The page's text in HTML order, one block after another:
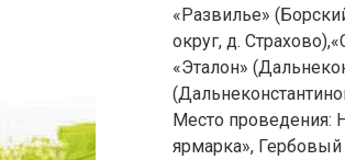
«Развилье»
округ, д.
«Эталон»
Место проведения:
ярмарка»,